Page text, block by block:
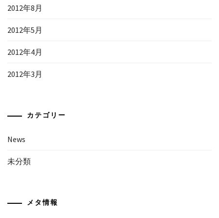
2012年8月
2012年5月
2012年4月
2012年3月
カテゴリー
News
未分類
メタ情報